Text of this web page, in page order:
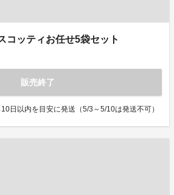
コッティお任せ5袋セット
販売終了
日以内を目安に発送（5/3～5/10は発送不可）